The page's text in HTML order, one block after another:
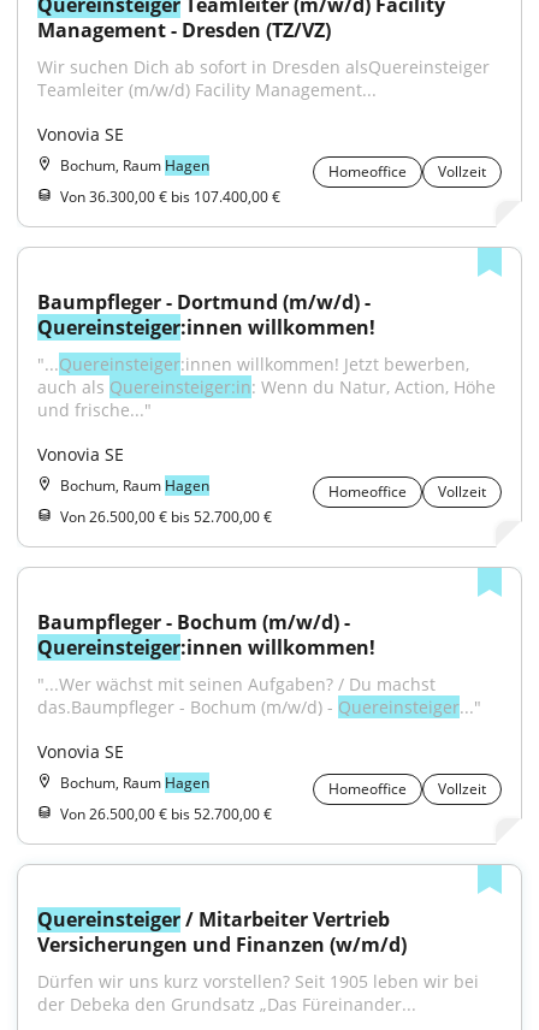
Management - Dresden (TZ/VZ)
Wir suchen Dich ab sofort in Dresden alsQuereinsteiger
Teamleiter (m/w/d) Facility Management...
Vonovia SE
Bochum, Raum Hagen Homeoffice
Vollzeit
Von 36.300,00 € bis 107.400,00 €
Quereinsteiger:innen willkommen!
"...Quereinsteiger:innen willkommen! Jetzt bewerben,
auch als Quereinsteiger:in: Wenn du Natur, Action, Höhe
und frische..."
Vonovia SE
Bochum, Raum Hagen Homeoffice
Vollzeit
Von 26.500,00 € bis 52.700,00 €
Quereinsteiger:innen willkommen!
"...Wer wächst mit seinen Aufgaben? / Du machst
das.Baumpfleger - Bochum (m/w/d) - Quereinsteiger..."
Vonovia SE
Bochum, Raum Hagen Homeoffice
Vollzeit
Von 26.500,00 € bis 52.700,00 €
Quereinsteiger / Mitarbeiter Vertrieb
Versicherungen und Finanzen (w/m/d)
Dürfen wir uns kurz vorstellen? Seit 1905 leben wir bei
der Debeka den Grundsatz „Das Füreinander...